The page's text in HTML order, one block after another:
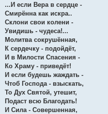
...И если Вера в сердце -
Смирённа как искра..
Склони свои колени -
Увидишь - чудеса!...
Молитва сокрушённая,
К сердечку - подойдёт,
И в Милости Спасения -
Ко Храму - приведёт!
И если будешь жаждать -
Чтоб Господа - взыскать,
То Дух Святой, утешит,
Подаст всю Благодать!
И Сила - Совершенная,